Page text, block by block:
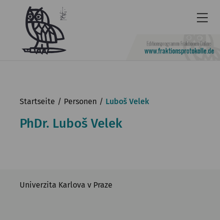
Barrierefrei
Sprache
KGParl
Startseite Personen Luboš Velek
PhDr. Luboš Velek
Univerzita Karlova v Praze